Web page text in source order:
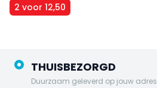
2 voor 12,50
THUISBEZORGD
Duurzaam geleverd op jouw adres